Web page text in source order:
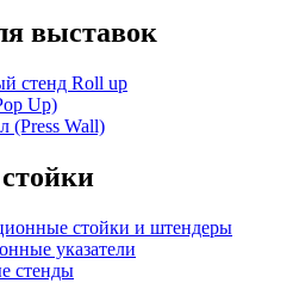
выставок
стенд Roll up
Up)
(Press Wall)
стойки и штендеры
указатели
стенды